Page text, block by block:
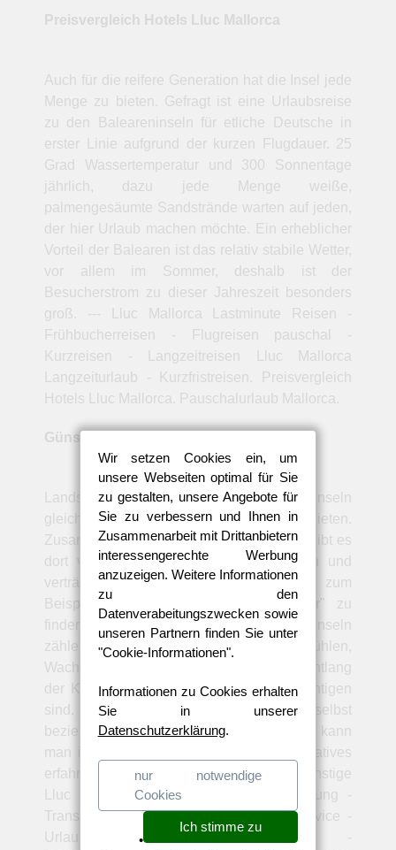
Preisvergleich Hotels Lluc Mallorca
Auch für die reifere Generation hat die Insel jede
Menge zu bieten. Gefragt ist eine Urlaubsreise
zu den Baleareninseln für etliche Deutsche in
erster Linie aufgrund der kurzen Flugdauer. 25
Grad Wassertemperatur und 300 Sonnentage
jährlich, dazu jede Menge weiße,
palmengesäumte Sandstrände warten auf jeden,
der hier Urlaub machen möchte. Ein erheblicher
Vorteil der Balearen ist das relativ stabile Wetter,
vor allem im Sommer, deshalb ist der
Besucherstrom zu dieser Jahreszeit besonders
groß. --- Lluc Mallorca Lastminute Reisen -
Frühbucherreisen - Flugreisen pauschal -
Kurzreisen - Langzeitreisen Lluc Mallorca
Langzeiturlaub - Kurzfristreisen. Preisvergleich
Hotels Lluc Mallorca. Pauschalurlaub Mallorca.
Günstige Lluc Hotelangebote Mallorca
Landschaftlich haben die Baleareninseln
gleichermaßen eine Menge zu bieten.
Zusammen mit den unzähligen Stränden gibt es
dort viele romantische, einsame Buchten und
verträumte Bergdörfer. Auf Ibiza sind zum
Beispiel die berühmten "weißen Dörfer" zu
finden. Zu den Sehenswürdigkeiten der Inseln
zählen zudem zahlreiche Burgen, Windmühlen,
Wachttürme und Leuchttürme, die sich entlang
der Küste verteilen und die alle zu besichtigen
sind. Über die Historie der Balearen selbst
beziehungsweise der dortigen Ortschaften kann
man in diversen Museen sehr viel Informatives
erfahren. --- All inclusive Hotels - preisgünstige
Lluc Pauschalreiseangebote - Hotelbuchung -
Transfer - Verpflegung - Flug - Reiseservice -
Urlaubsangebote. Familienreisen -
Wir setzen Cookies ein, um
unsere Webseiten optimal für Sie
zu gestalten, unsere Angebote für
Sie zu verbessern und Ihnen in
Zusammenarbeit mit Drittanbietern
interessengerechte Werbung
anzuzeigen. Weitere Informationen
zu den
Datenverabeitungszwecken sowie
unseren Partnern finden Sie unter
"Cookie-Informationen".
Informationen zu Cookies erhalten
Sie in unserer
Datenschutzerklärung.
nur notwendige
Cookies
Ich stimme zu
•